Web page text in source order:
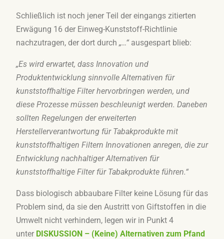
Schließlich ist noch jener Teil der eingangs zitierten
Erwägung 16 der Einweg-Kunststoff-Richtlinie
nachzutragen, der dort durch „…“ausgespart blieb:
„Es wird erwartet, dass Innovation und
Produktentwicklung sinnvolle Alternativen für
kunststoffhaltige Filter hervorbringen werden, und
diese Prozesse müssen beschleunigt werden. Daneben
sollten Regelungen der erweiterten
Herstellerverantwortung für Tabakprodukte mit
kunststoffhaltigen Filtern Innovationen anregen, die zur
Entwicklung nachhaltiger Alternativen für
kunststoffhaltige Filter für Tabakprodukte führen.“
Dass biologisch abbaubare Filter keine Lösung für das
Problem sind, da sie den Austritt von Giftstoffen in die
Umwelt nicht verhindern, legen wir in Punkt 4
unter DISKUSSION – (Keine) Alternativen zum Pfand